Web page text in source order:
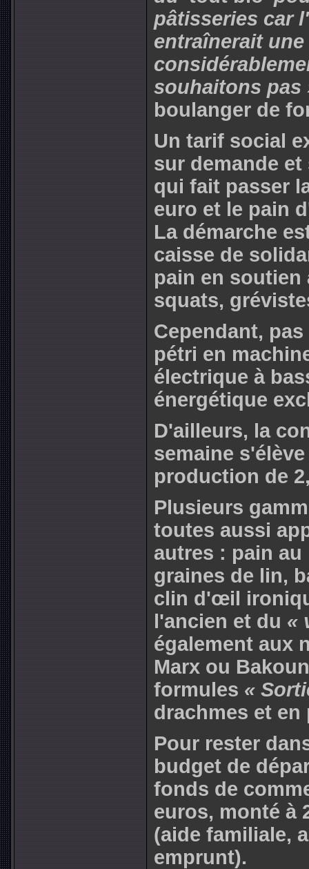
pâtisseries car
entraînerait
souhaitons pas
boulanger de
Un tarif social
sur demande
qui fait passer
euro et le pain
La démarche
caisse de
pain en soutien
squats,
Cependant,
pétri en
électrique à
énergétique
D'ailleurs, la
semaine
production de
Plusieurs
toutes aussi
autres : pain
graines de lin,
clin d'œil
l'ancien et du «
également aux
Marx ou
formules «
drachmes et en
Pour rester
budget de
fonds de
euros, monté à
(aide familiale,
emprunt).